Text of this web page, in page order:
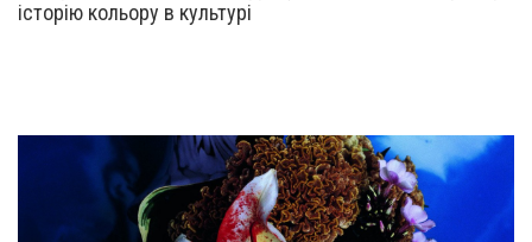
історію кольору в культурі